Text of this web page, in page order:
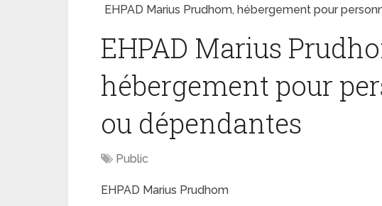
EHPAD Marius Prudhom, hébergement pour
EHPAD Marius
hébergement pour
ou dépendantes
Public
EHPAD Marius Prudhom